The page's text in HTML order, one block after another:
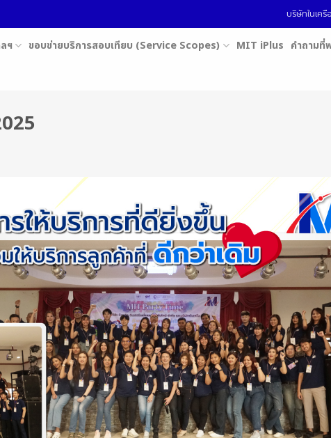
บริษัทในเค
ฯ ขอบข่ายบริการสอบเทียบ (Service Scopes) MIT iPlus คำถามที่